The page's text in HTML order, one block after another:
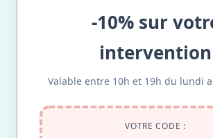
-10% sur
intervention
Valable entre 10h et 19h du lundi
VOTRE CODE :